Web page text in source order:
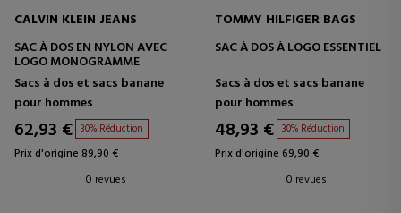
CALVIN KLEIN JEANS
SAC À DOS EN NYLON AVEC
LOGO MONOGRAMME
Sacs à dos et sacs banane
pour hommes
62,93 € 30% Réduction
Prix d'origine 89,90 €
0 revues
TOMMY HILFIGER BAGS
SAC À DOS À LOGO ESSENTIEL
Sacs à dos et sacs banane
pour hommes
48,93 € 30% Réduction
Prix d'origine 69,90 €
0 revues